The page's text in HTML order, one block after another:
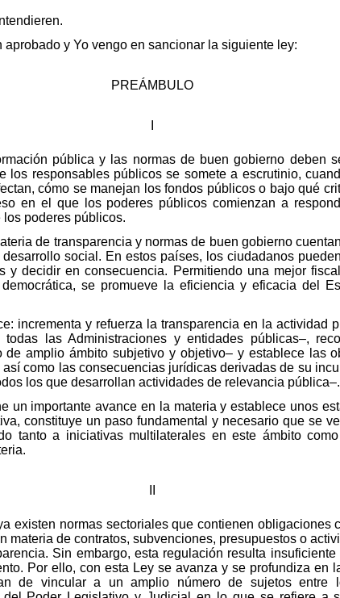
y Yo vengo en sancionar la siguiente ley:
PREÁMBULO
pública y las normas de buen gobierno deben
los responsables públicos se somete a escrutinio,
cómo se manejan los fondos públicos o bajo qué
en el que los poderes públicos comienzan a
poderes públicos.
de transparencia y normas de buen gobierno
social. En estos países, los ciudadanos
y decidir en consecuencia. Permitiendo una mejor
se promueve la eficiencia y eficacia del
incrementa y refuerza la transparencia en la actividad
las Administraciones y entidades públicas–,
de amplio ámbito subjetivo y objetivo– y establece las
como las consecuencias jurídicas derivadas de su
los que desarrollan actividades de relevancia pública–.
un importante avance en la materia y establece unos
constituye un paso fundamental y necesario que se
tanto a iniciativas multilaterales en este ámbito
existen normas sectoriales que contienen obligaciones
materia de contratos, subvenciones, presupuestos o
Sin embargo, esta regulación resulta
Por ello, con esta Ley se avanza y se profundiza en
de vincular a un amplio número de sujetos entre